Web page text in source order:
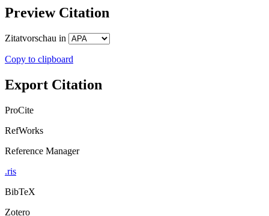
Preview Citation
Zitatvorschau in
Copy to clipboard
Export Citation
ProCite
RefWorks
Reference Manager
.ris
BibTeX
Zotero